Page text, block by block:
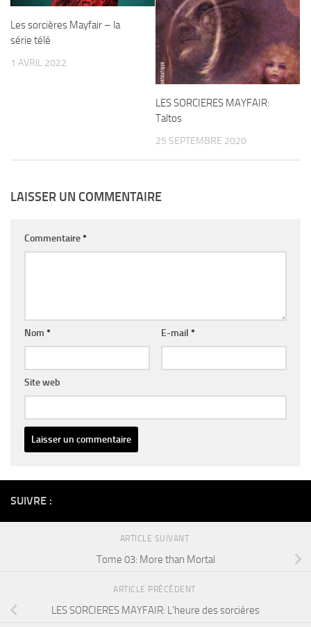
Les sorcières Mayfair – la
série télé
1 AVRIL 2022
LES SORCIERES MAYFAIR:
Taltos
25 SEPTEMBRE 2020
LAISSER UN COMMENTAIRE
Commentaire*
Nom * E-mail *
Site web
SUIVRE :
ARTICLE SUIVANT
Tome 03: More than Mortal
ARTICLE PRÉCÉDENT
LES SORCIERES MAYFAIR: L’heure des sorcières